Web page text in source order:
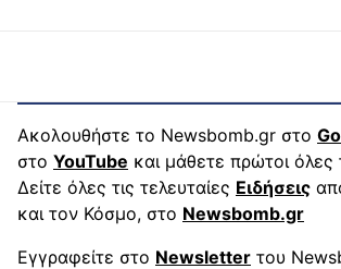
Ακολουθήστε το Newsbomb.gr στο
στο YouTube και μάθετε πρώτοι όλες
Δείτε όλες τις τελευταίες Ειδήσεις
και τον Κόσμο, στο Newsbomb.gr
Εγγραφείτε στο Newsletter του